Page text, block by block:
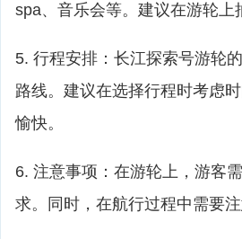
spa、音乐会等。建议在游轮
5. 行程安排：长江探索号游轮
路线。建议在选择行程时考虑
愉快。
6. 注意事项：在游轮上，游客
求。同时，在航行过程中需要